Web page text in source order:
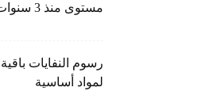
مستوى منذ 3 سنوات
رسوم النفايات
لمواد أساسية